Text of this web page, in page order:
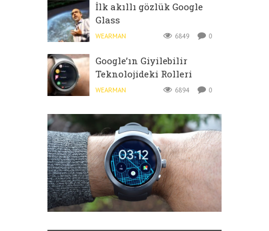
İlk akıllı gözlük Google
Glass
WEARMAN 6849 0
Google’ın Giyilebilir
Teknolojideki Rolleri
WEARMAN 6894 0